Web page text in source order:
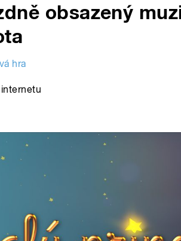
obsazený
hra